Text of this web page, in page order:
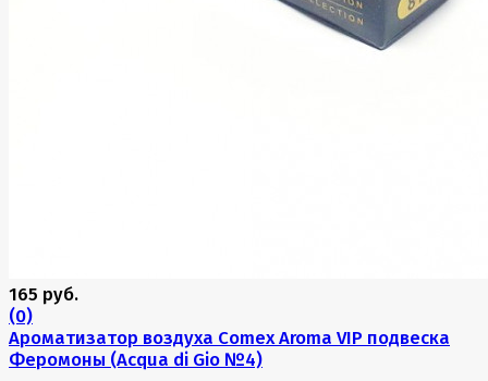
165 руб.
(0)
Ароматизатор воздуха Comex Aroma VIP подвеска
Феромоны (Acqua di Gio №4)